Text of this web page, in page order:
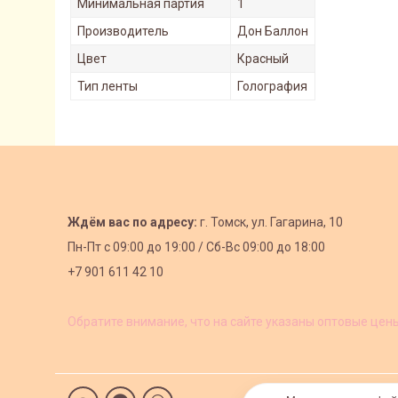
Минимальная партия
1
Производитель
Дон Баллон
Цвет
Красный
Тип ленты
Голография
Ждём вас по адресу: г. Томск, ул. Гагарина, 10
Пн-Пт с09:00 до 19:00 /Сб-Вс 09:00 до 18:00
+7 901 611 42 10
Обратите внимание, что на сайте указаны оптовые